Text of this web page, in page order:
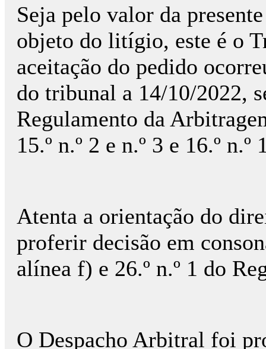
Seja pelo valor da
objeto do litígio, este é o
aceitação do pedido
do tribunal a 14/10/2022,
Regulamento da
15.º n.º 2 e n.º 3 e 16.º
Atenta a orientação do
proferir decisão em
alínea f) e 26.º n.º 1 do
O Despacho Arbitral foi